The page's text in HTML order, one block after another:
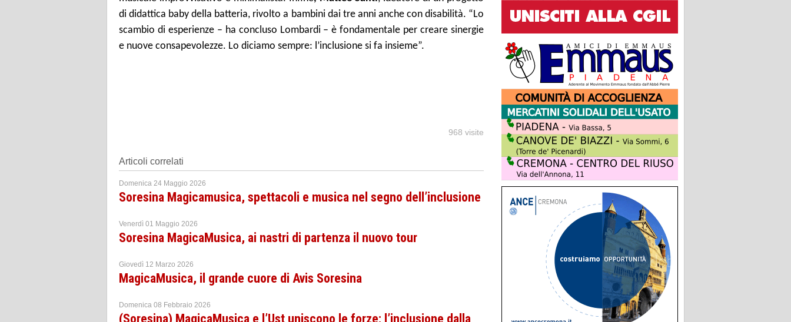
di didattica baby della batteria, rivolto a bambini dai tre anni anche con disabilità. “Lo
scambio di esperienze – ha concluso Lombardi – è fondamentale per creare sinergie
e nuove consapevolezze. Lo diciamo sempre: l’inclusione si fa insieme”.
968 visite
Articoli correlati
Domenica 24 Maggio 2026
Soresina Magicamusica, spettacoli e musica nel segno dell’inclusione
Venerdì 01 Maggio 2026
Soresina MagicaMusica, ai nastri di partenza il nuovo tour
Giovedì 12 Marzo 2026
MagicaMusica, il grande cuore di Avis Soresina
Domenica 08 Febbraio 2026
(Soresina) MagicaMusica e l’Ust uniscono le forze: l’inclusione dalla